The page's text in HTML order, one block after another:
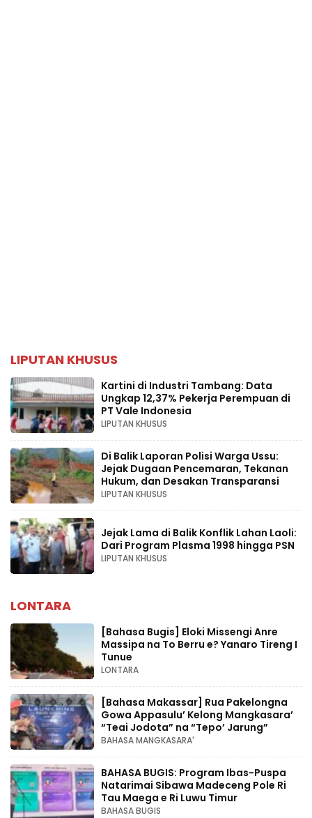
LIPUTAN KHUSUS
Kartini di Industri Tambang: Data
Ungkap 12,37% Pekerja Perempuan di
PT Vale Indonesia
LIPUTAN KHUSUS
Di Balik Laporan Polisi Warga Ussu:
Jejak Dugaan Pencemaran, Tekanan
Hukum, dan Desakan Transparansi
LIPUTAN KHUSUS
Jejak Lama di Balik Konflik Lahan Laoli:
Dari Program Plasma 1998 hingga PSN
LIPUTAN KHUSUS
LONTARA
[Bahasa Bugis] ‎Eloki Missengi Anre
Massipa na To Berru e? Yanaro Tireng I
Tunue
LONTARA
[Bahasa Makassar] Rua Pakelongna
Gowa Appasulu’ Kelong Mangkasara’
“Teai Jodota” na “Tepo’ Jarung”
BAHASA MANGKASARA'
BAHASA BUGIS: Program Ibas-Puspa
Natarimai Sibawa Madeceng Pole Ri
Tau Maega e Ri Luwu Timur
BAHASA BUGIS